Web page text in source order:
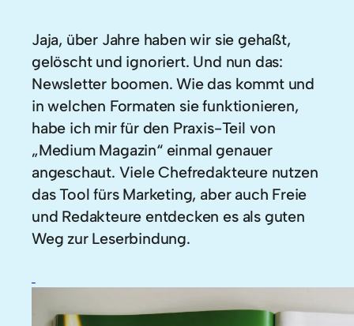
Jaja, über Jahre haben wir sie gehaßt,
gelöscht und ignoriert. Und nun das:
Newsletter boomen. Wie das kommt und
in welchen Formaten sie funktionieren,
habe ich mir für den Praxis-Teil von
„Medium Magazin“ einmal genauer
angeschaut. Viele Chefredakteure nutzen
das Tool fürs Marketing, aber auch Freie
und Redakteure entdecken es als guten
Weg zur Leserbindung.